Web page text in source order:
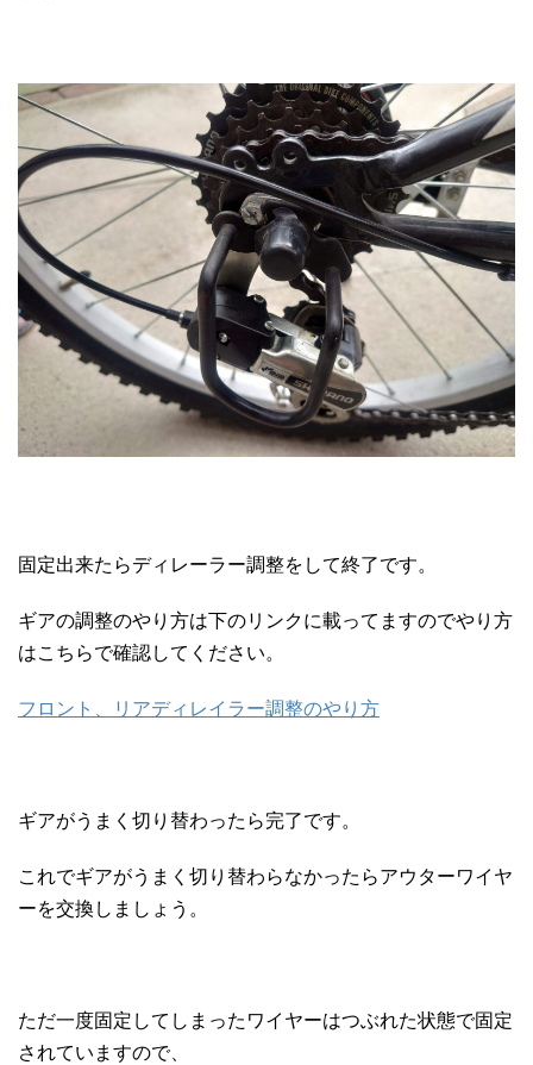
固定出来たらディレーラー調整をして終了です。
ギアの調整のやり方は下のリンクに載ってますのでやり方
はこちらで確認してください。
フロント、リアディレイラー調整のやり方
ギアがうまく切り替わったら完了です。
これでギアがうまく切り替わらなかったらアウターワイヤ
ーを交換しましょう。
ただ一度固定してしまったワイヤーはつぶれた状態で固定
されていますので、